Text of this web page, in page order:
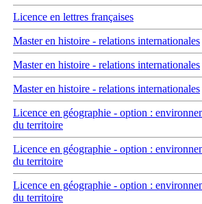
Licence en lettres françaises
Master en histoire - relations internationales
Master en histoire - relations internationales
Master en histoire - relations internationales
Licence en géographie - option :
du territoire
Licence en géographie - option :
du territoire
Licence en géographie - option :
du territoire